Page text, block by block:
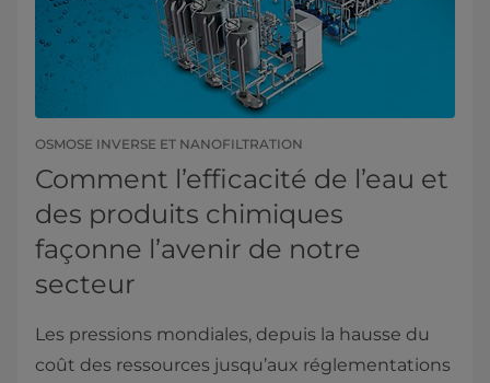
OSMOSE INVERSE ET NANOFILTRATION
Comment l’efficacité de l’eau et
des produits chimiques
façonne l’avenir de notre
secteur
Les pressions mondiales, depuis la hausse du
coût des ressources jusqu’aux réglementations